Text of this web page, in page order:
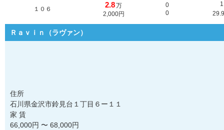
１０６ 2.8万
2,000円
0
0
Ｒａｖｉｎ（ラヴァン）
住所
石川県金沢市鈴見台１丁目６ー１１
家 賃
66,000円 〜 68,000円